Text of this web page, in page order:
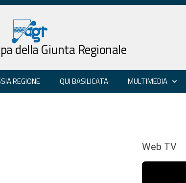
della Giunta Regionale
REGIONE QUI BASILICATA MULTIMEDIA
Web TV